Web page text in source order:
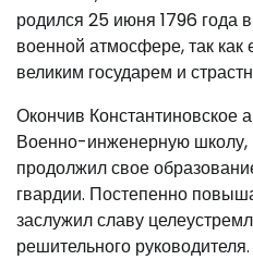
родился 25 июня 1796 года
военной атмосфере, так как
великим государем и
Окончив Константиновское
Военно-инженерную
продолжил свое
гвардии. Постепенно
заслужил славу
решительного руководителя.